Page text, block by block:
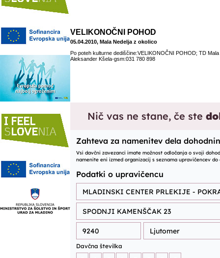
VELIKONOČNI POHOD
05.04.2010, Mala Nedelja z okolico
Po poteh kulturne dediščine:VELIKONOČNI POHOD; TD
Aleksander Kšela-gsm:031 780 898